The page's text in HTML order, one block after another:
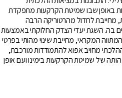
באופן שבו שמיטת הקרקעות מתפקדת
מחייבת לחדול מהרטוריקה הרבה
בה. השגת יעדי הצדק החלוקתי באמצעות
המקראי, מחייבת שינוי מהותי בפרטי
מחויב אפוא להתמודדות מורכבת,
של שמיטת הקרקעות בימינו ועם אופן